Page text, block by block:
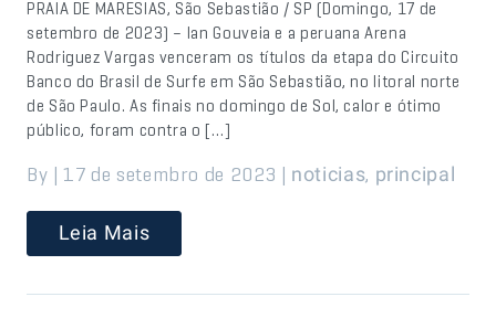
PRAIA DE MARESIAS, São Sebastião / SP (Domingo, 17 de
setembro de 2023) – Ian Gouveia e a peruana Arena
Rodriguez Vargas venceram os títulos da etapa do Circuito
Banco do Brasil de Surfe em São Sebastião, no litoral norte
de São Paulo. As finais no domingo de Sol, calor e ótimo
público, foram contra o […]
By | 17 de setembro de 2023 | noticias, principal
Leia Mais